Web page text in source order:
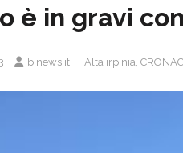
è in gravi
binews.it Alta irpinia